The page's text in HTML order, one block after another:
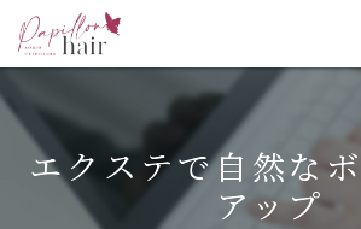
エクステで自然な
アップ